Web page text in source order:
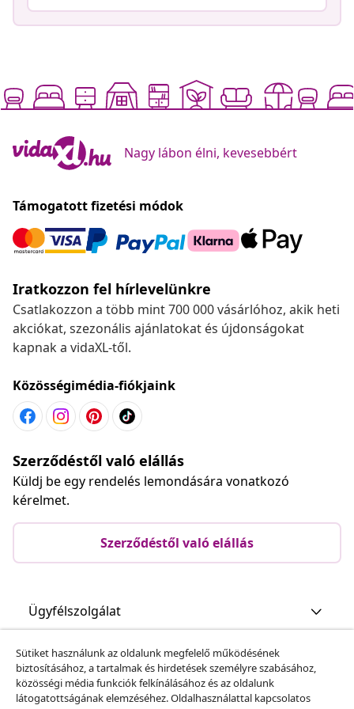
Nagy lábon élni, kevesebbért
Támogatott fizetési módok
Iratkozzon fel hírlevelünkre
Csatlakozzon a több mint 700 000 vásárlóhoz, akik heti
akciókat, szezonális ajánlatokat és újdonságokat
kapnak a vidaXL-től.
Közösségimédia-fiókjaink
Szerződéstől való elállás
Küldj be egy rendelés lemondására vonatkozó
kérelmet.
Szerződéstől való elállás
Ügyfélszolgálat
Üzlet
vidaXL
Sütiket használunk az oldalunk megfelelő működésének
biztosításához, a tartalmak és hirdetések személyre szabásához,
közösségi média funkciók felkínálásához és az oldalunk
látogatottságának elemzéséhez. Oldalhasználattal kapcsolatos